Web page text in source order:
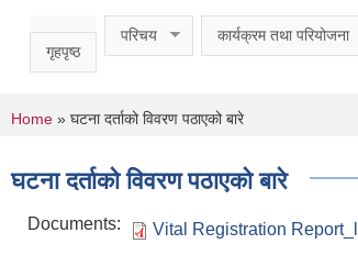
गृहपृष्ठ
परिचय कार्यक्रम तथा परियोजना
You are here
Home » घटना दर्ताको विवरण पठाएको बारे
घटना दर्ताको विवरण पठाएको बारे
Documents: Vital Registration